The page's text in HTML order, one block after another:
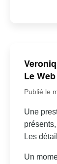
Le
Publié le
Une
Les
Un